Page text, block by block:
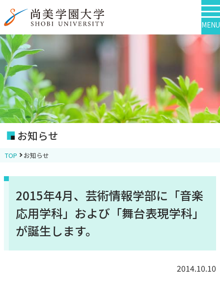
MENU
お知らせ
TOP お知らせ
2015年4月、芸術情報学部に「音楽
応用学科」および「舞台表現学科」
が誕生します。
2014.10.10